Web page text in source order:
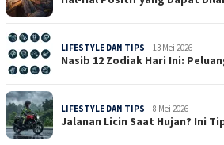
LIFESTYLE DAN TIPS 13 Mei 2026
Nasib 12 Zodiak Hari Ini:
LIFESTYLE DAN TIPS 8 Mei 2026
Jalanan Licin Saat Hujan? Ini